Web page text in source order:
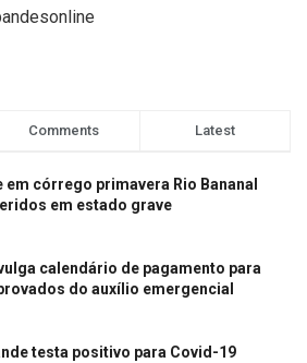
Comments Latest
em córrego primavera Rio Bananal
em estado grave
calendário de pagamento para
do auxílio emergencial
testa positivo para Covid-19